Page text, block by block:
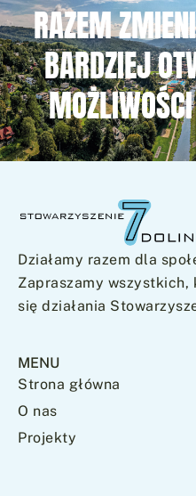
RAZEM
BARDZIEJ
Działamy razem dla
Zapraszamy wszystkich,
się działania
MENU
Strona główna
O nas
Projekty